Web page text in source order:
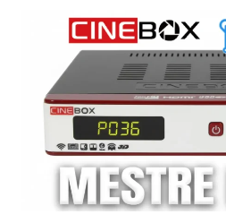
ATUALIZAÇÃO
–
01/05/2026